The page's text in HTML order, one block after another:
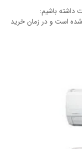
داشته باشیم:
شده است و در زمان خرید